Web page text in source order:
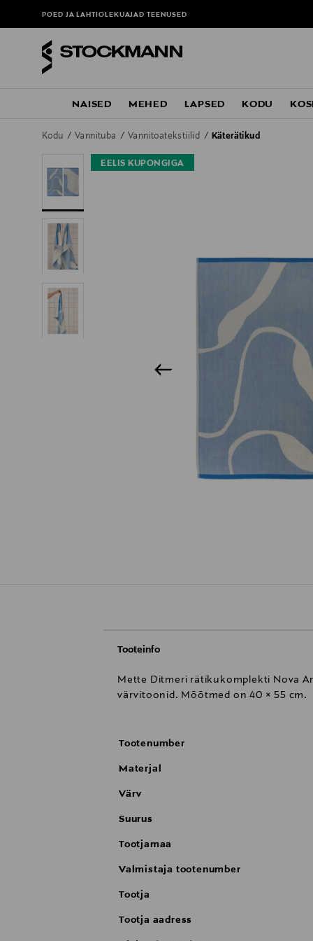
POED JA LAHTIOLEKUAJADTEENUSED
NAISED MEHED LAPSED KODU
Kodu Vannituba Vannitoatekstiilid Käterätikud
EELIS KUPONGIGA
Tooteinfo
Mette Ditmeri rätikukomplekti Nova
värvitoonid. Mõõtmed on 40 × 55 cm.
Tootenumber
Materjal
Värv
Suurus
Tootjamaa
Valmistaja tootenumber
Tootja
Tootja aadress